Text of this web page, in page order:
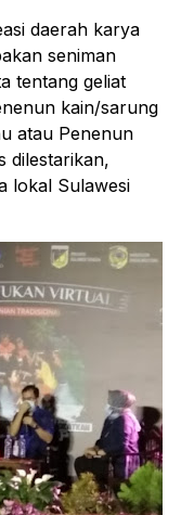
daerah karya
seniman
tentang geliat
kain/sarung
atau Penenun
dilestarikan,
lokal Sulawesi